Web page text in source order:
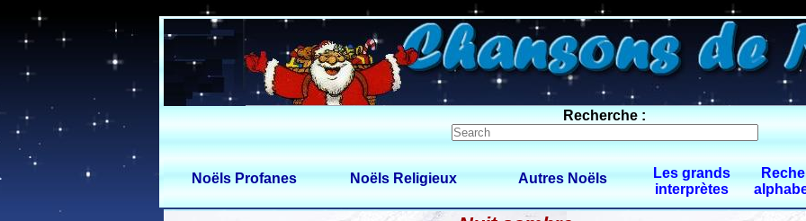
0 $limitbot 1 $limittot 2
Recherche :
Noëls Profanes Noëls Religieux Autres Noëls
Les grands
interprètes